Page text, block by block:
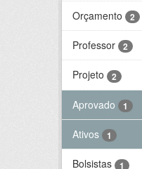
Orçamento 2
Professor 2
Projeto 2
Aprovado 1
Ativos 1
Bolsistas 1